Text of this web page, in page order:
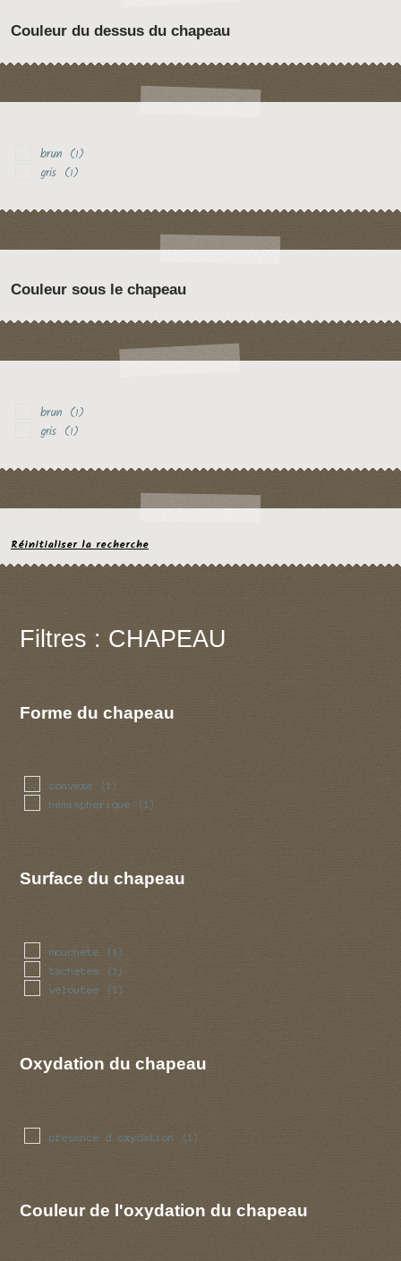
Couleur du dessus du chapeau
brun (1)
gris (1)
Couleur sous le chapeau
brun (1)
gris (1)
Réinitialiser la recherche
Filtres : CHAPEAU
Forme du chapeau
convexe (1)
hemispherique (1)
Surface du chapeau
mouchete (1)
tachetee (1)
veloutee (1)
Oxydation du chapeau
presence d oxydation (1)
Couleur de l'oxydation du chapeau